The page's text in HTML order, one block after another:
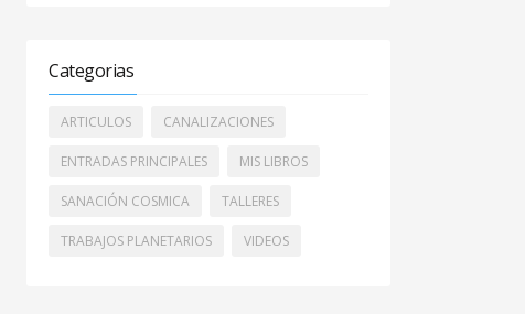
Categorias
ARTICULOS CANALIZACIONES
ENTRADAS PRINCIPALES MIS LIBROS
SANACIÓN COSMICA TALLERES
TRABAJOS PLANETARIOS VIDEOS